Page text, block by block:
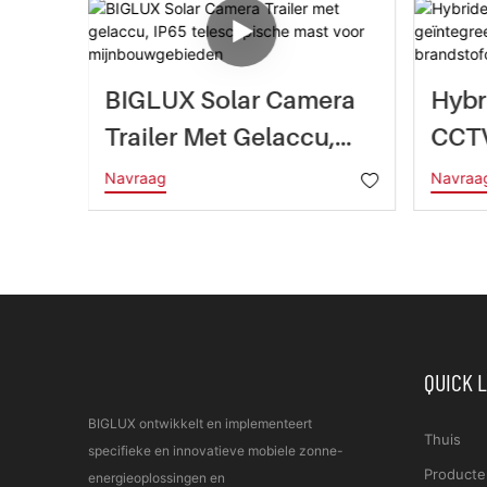
BIGLUX Solar Camera
Trailer Met Gelaccu,
IP65 Telescopische
Mast Voor
Navraag
BIGLUX ontwikkelt en implementeert
specifieke en innovatieve mobiele zonne-
energieoplossingen en
QUICK
Thuis